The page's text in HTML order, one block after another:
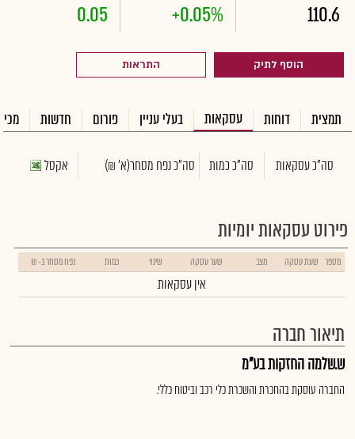
110.6
+0.05%
0.05
הוסף לתיק התראות
תמצית דוחות עסקאות בעלי עניין פורום חדשות
סה"כ עסקאות סה"כ כמות סה"כ נפח מסחר(א' ₪) אקסל
פירוט עסקאות יומיות
מספר שעת עסקה מצב שער עסקה שינוי כמות נפח מסחר ב- ₪
אין עסקאות
תיאור חברה
ש.שלמה החזקות בע"מ
החברה עוסקת בהחכרת והשכרת כלי רכב וביטוח כללי.